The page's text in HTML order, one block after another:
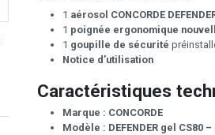
1 aérosol CONCORDE
1 poignée ergonomique
1 goupille de sécurité
Notice d’utilisation
Caractéristiques
Marque : CONCORDE
Modèle : DEFENDER gel CS80 –